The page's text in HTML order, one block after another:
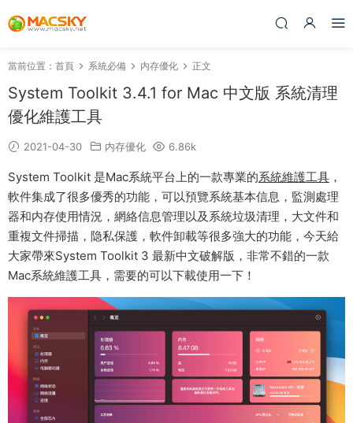
當前位置： 首頁 系統必備 内存優化 正文
System Toolkit 3.4.1 for Mac 中文版 系統清理
優化維護工具
2021-04-30 内存優化 6.86k
System Toolkit 是Mac系統平台上的一款專業的系統維護工具 ，
軟件集成了很多優秀的功能，可以預覽系統基本信息，監測處理
器和内存使用情況，網絡信息管理以及系統垃圾清理，大文件和
重複文件掃描，隐私保護，軟件卸載等很多強大的功能，今天給
大家帶來System Toolkit 3 最新中文破解版，非常不錯的一款
Mac系統維護工具，需要的可以下載使用一下！